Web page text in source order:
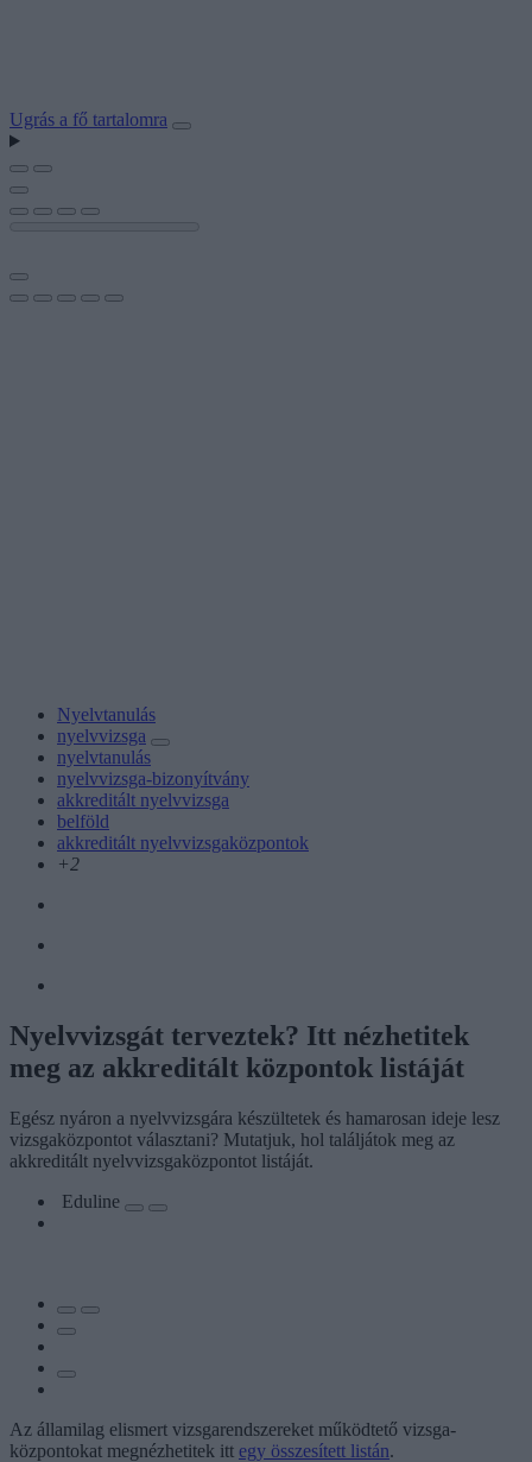
Ugrás a fő tartalomra
Nyelvtanulás
nyelvvizsga
nyelvtanulás
nyelvvizsga-bizonyítvány
akkreditált nyelvvizsga
belföld
akkreditált nyelvvizsgaközpontok
+2
Nyelvvizsgát terveztek? Itt nézhetitek
meg az akkreditált központok listáját
Egész nyáron a nyelvvizsgára készültetek és hamarosan ideje lesz
vizsgaközpontot választani? Mutatjuk, hol találjátok meg az
akkreditált nyelvvizsgaközpontot listáját.
Eduline
Az államilag elismert vizsga­rendszereket működtető vizsga­
központokat megnézhetitek itt egy összesített listán.